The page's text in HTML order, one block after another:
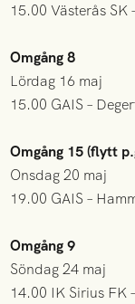
15.00 Västerås SK
Omgång 8
Lördag 16 maj
15.00 GAIS –
Omgång 15 (flytt
Onsdag 20 maj
19.00 GAIS –
Omgång 9
Söndag 24 maj
14.00 IK Sirius FK